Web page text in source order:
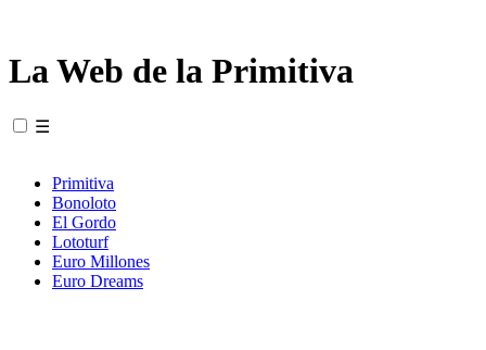
La Web de la Primitiva
☰
Primitiva
Bonoloto
El Gordo
Lototurf
Euro Millones
Euro Dreams